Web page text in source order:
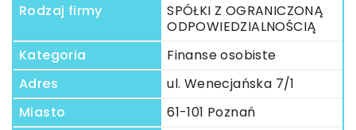
Rodzaj firmy
SPÓŁKI Z OGRANICZONĄ
ODPOWIEDZIALNOŚCIĄ
Kategoria
Finanse osobiste
Adres
ul. Wenecjańska 7/1
Miasto
61-101 Poznań